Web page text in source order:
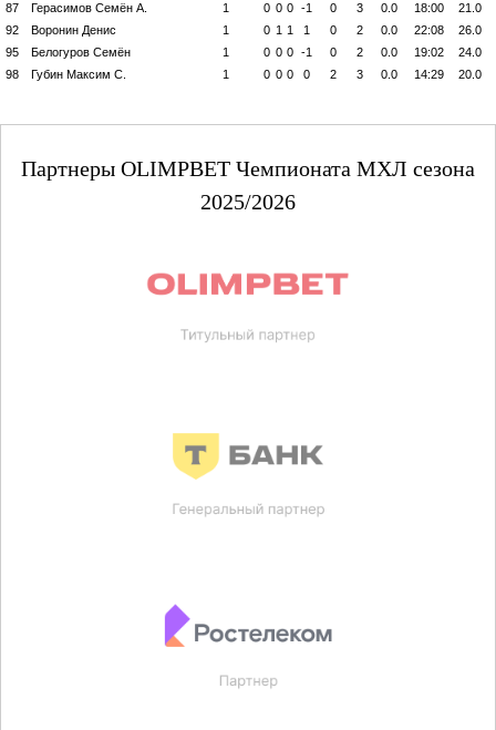
87
Герасимов Семён А. 1 0 0 0 -1 0 3 0.0 18:00
21.0
92
Воронин Денис 1 0 1 1 1 0 2 0.0 22:08
26.0
95
Белогуров Семён 1 0 0 0 -1 0 2 0.0 19:02
24.0
98
Губин Максим С. 1 0 0 0 0 2 3 0.0 14:29 20.0
Партнеры OLIMPBET Чемпионата МХЛ сезона
2025/2026